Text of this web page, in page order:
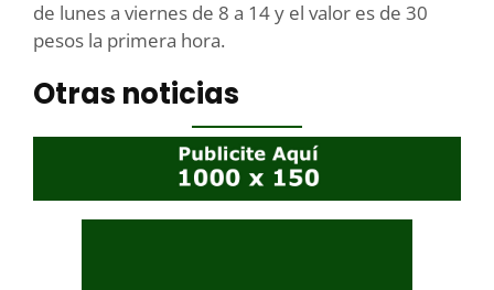
de lunes a viernes de 8 a 14 y el valor es de 30
pesos la primera hora.
Otras noticias